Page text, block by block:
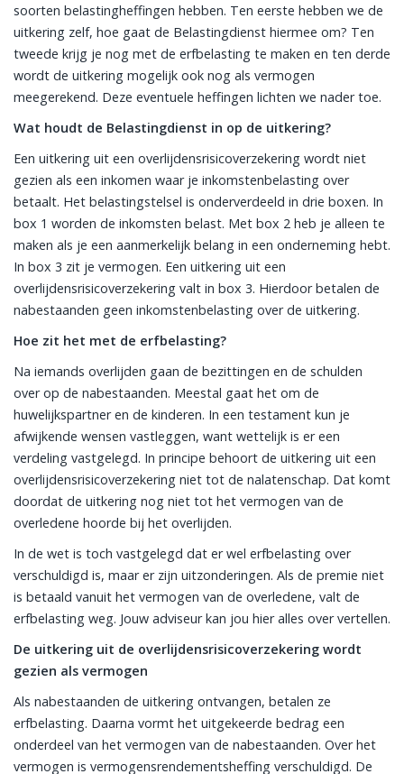
soorten belastingheffingen hebben. Ten eerste hebben we de
uitkering zelf, hoe gaat de Belastingdienst hiermee om? Ten
tweede krijg je nog met de erfbelasting te maken en ten derde
wordt de uitkering mogelijk ook nog als vermogen
meegerekend. Deze eventuele heffingen lichten we nader toe.
Wat houdt de Belastingdienst in op de uitkering?
Een uitkering uit een overlijdensrisicoverzekering wordt niet
gezien als een inkomen waar je inkomstenbelasting over
betaalt. Het belastingstelsel is onderverdeeld in drie boxen. In
box 1 worden de inkomsten belast. Met box 2 heb je alleen te
maken als je een aanmerkelijk belang in een onderneming hebt.
In box 3 zit je vermogen. Een uitkering uit een
overlijdensrisicoverzekering valt in box 3. Hierdoor betalen de
nabestaanden geen inkomstenbelasting over de uitkering.
Hoe zit het met de erfbelasting?
Na iemands overlijden gaan de bezittingen en de schulden
over op de nabestaanden. Meestal gaat het om de
huwelijkspartner en de kinderen. In een testament kun je
afwijkende wensen vastleggen, want wettelijk is er een
verdeling vastgelegd. In principe behoort de uitkering uit een
overlijdensrisicoverzekering niet tot de nalatenschap. Dat komt
doordat de uitkering nog niet tot het vermogen van de
overledene hoorde bij het overlijden.
In de wet is toch vastgelegd dat er wel erfbelasting over
verschuldigd is, maar er zijn uitzonderingen. Als de premie niet
is betaald vanuit het vermogen van de overledene, valt de
erfbelasting weg. Jouw adviseur kan jou hier alles over vertellen.
De uitkering uit de overlijdensrisicoverzekering wordt
gezien als vermogen
Als nabestaanden de uitkering ontvangen, betalen ze
erfbelasting. Daarna vormt het uitgekeerde bedrag een
onderdeel van het vermogen van de nabestaanden. Over het
vermogen is vermogensrendementsheffing verschuldigd. De